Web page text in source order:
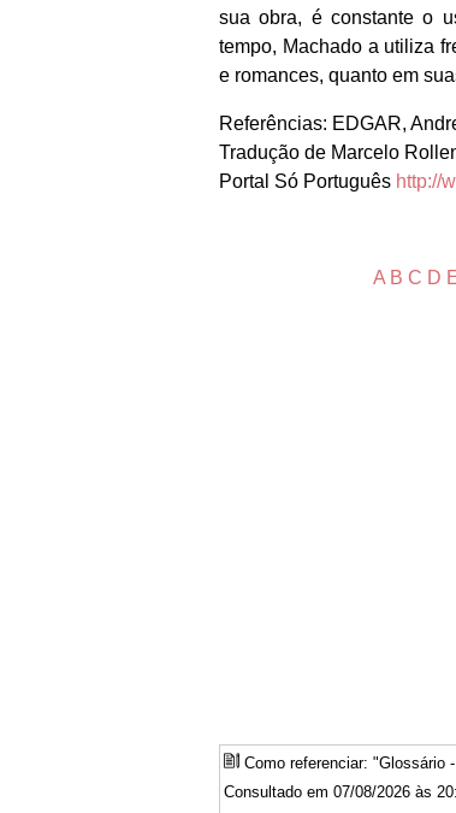
sua obra, é constante o
tempo, Machado a utiliza
e romances, quanto em
Referências: EDGAR,
Tradução de Marcelo
Portal Só Português http://
A B C D
Como referenciar: "Glossário
Consultado em 07/08/2026 às